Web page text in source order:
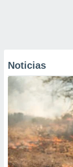
Noticias